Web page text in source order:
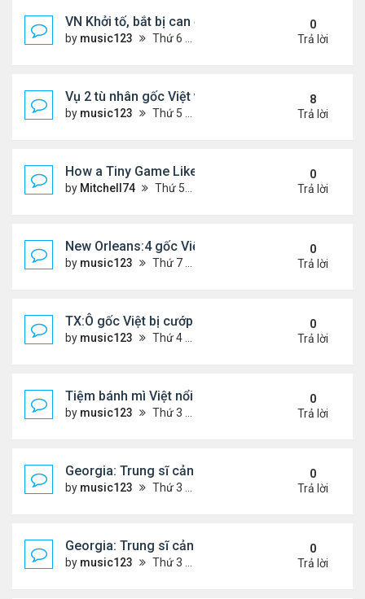
VN Khởi tố, bắt bị can để tạm giam đối với
by music123 Thứ 6 Tháng 1 30, 2026 7:20 am
0
Trả lời
Vụ 2 tù nhân gốc Việt vượt ngục ly kỳ
by music123 Thứ 5 Tháng 1 29, 2026 6:49 pm
8
Trả lời
How a Tiny Game Like Eggy Car Turned My Chill
by Mitchell74 Thứ 5 Tháng 1 29, 2026 12:18 am
0
Trả lời
New Orleans:4 gốc Việt bị bắt vì buôn bán 400
by music123 Thứ 7 Tháng 1 24, 2026 5:06 pm
0
Trả lời
TX:Ô gốc Việt bị cướp sát hại khi bán hàng qua
by music123 Thứ 4 Tháng 1 21, 2026 7:08 pm
0
Trả lời
Tiệm bánh mì Việt nổi tiếng ở Australia đóng cửa
by music123 Thứ 3 Tháng 1 20, 2026 3:10 pm
0
Trả lời
Georgia: Trung sĩ cảnh sát gốc Việt, qua đời ở tuổi
by music123 Thứ 3 Tháng 1 20, 2026 2:48 pm
0
Trả lời
Georgia: Trung sĩ cảnh sát gốc Việt, qua đời ở tuổi
by music123 Thứ 3 Tháng 1 20, 2026 2:47 pm
0
Trả lời